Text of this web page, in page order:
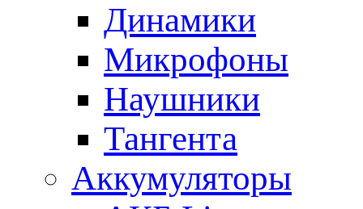
Динамики
Микрофоны
Наушники
Тангента
Аккумуляторы